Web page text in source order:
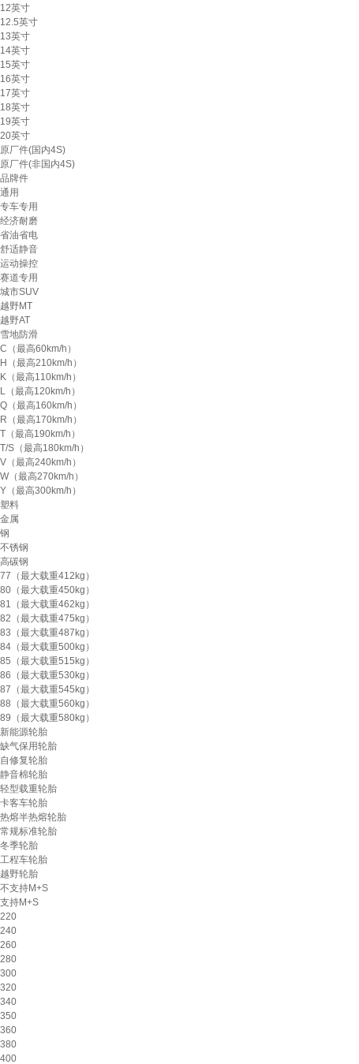
12英寸
12.5英寸
13英寸
14英寸
15英寸
16英寸
17英寸
18英寸
19英寸
20英寸
原厂件(国内4S)
原厂件(非国内4S)
品牌件
通用
专车专用
经济耐磨
省油省电
舒适静音
运动操控
赛道专用
城市SUV
越野MT
越野AT
雪地防滑
C（最高60km/h）
H（最高210km/h）
K（最高110km/h）
L（最高120km/h）
Q（最高160km/h）
R（最高170km/h）
T（最高190km/h）
T/S（最高180km/h）
V（最高240km/h）
W（最高270km/h）
Y（最高300km/h）
塑料
金属
钢
不锈钢
高碳钢
77（最大载重412kg）
80（最大载重450kg）
81（最大载重462kg）
82（最大载重475kg）
83（最大载重487kg）
84（最大载重500kg）
85（最大载重515kg）
86（最大载重530kg）
87（最大载重545kg）
88（最大载重560kg）
89（最大载重580kg）
新能源轮胎
缺气保用轮胎
自修复轮胎
静音棉轮胎
轻型载重轮胎
卡客车轮胎
热熔半热熔轮胎
常规标准轮胎
冬季轮胎
工程车轮胎
越野轮胎
不支持M+S
支持M+S
220
240
260
280
300
320
340
350
360
380
400